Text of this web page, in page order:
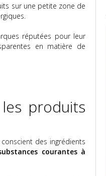
sur une petite zone de
réputées pour leur
en matière de
produits
des ingrédients
courantes à